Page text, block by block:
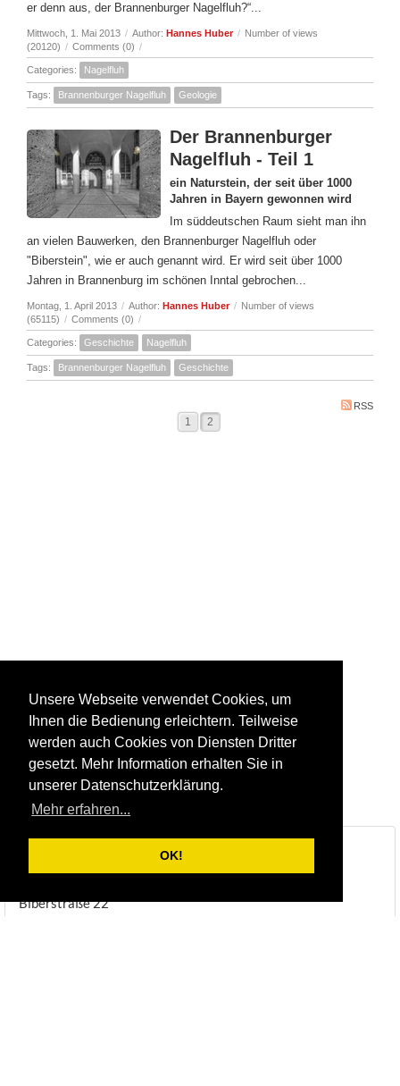
Unsere Webseite verwendet Cookies, um
Ihnen die Bedienung erleichtern. Teilweise
werden auch Cookies von Diensten Dritter
gesetzt. Mehr Information erhalten Sie in
unserer Datenschutzerklärung.
Mehr erfahren...
OK!
er denn aus, der Brannenburger Nagelfluh?“...
Mittwoch, 1. Mai 2013 / Author: Hannes Huber / Number of views
(20120) / Comments (0) /
Categories: Nagelfluh
Tags: Brannenburger Nagelfluh Geologie
Der Brannenburger
Nagelfluh - Teil 1
ein Naturstein, der seit über 1000
Jahren in Bayern gewonnen wird
Im süddeutschen Raum sieht man ihn
an vielen Bauwerken, den Brannenburger Nagelfluh oder
"Biberstein", wie er auch genannt wird. Er wird seit über 1000
Jahren in Brannenburg im schönen Inntal gebrochen...
Montag, 1. April 2013 / Author: Hannes Huber / Number of views
(65115) / Comments (0) /
Categories: Geschichte Nagelfluh
Tags: Brannenburger Nagelfluh Geschichte
RSS
1 2
Steinbruch & Natursteinwerk Huber
Biberstraße 22